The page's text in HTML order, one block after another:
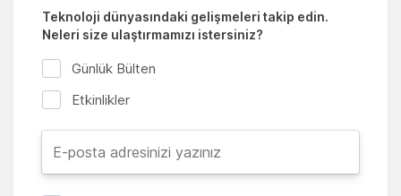
Teknoloji dünyasındaki gelişmeleri takip edin.
Neleri size ulaştırmamızı istersiniz?
Günlük Bülten
Etkinlikler